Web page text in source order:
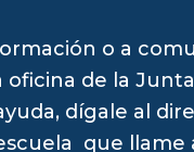
o a
de la
dígale al
que llame